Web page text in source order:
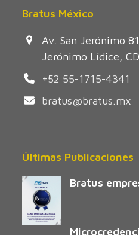
Bratus México
Av. San Jerónimo
Jerónimo Lídice,
+52 55-1715-4341
bratus@bratus.mx
Últimas Publicaciones
Bratus